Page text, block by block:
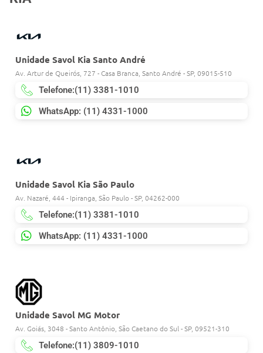
Unidade Savol Kia Santo André
Av. Artur de Queirós, 727 - Casa Branca, Santo André - SP, 09015-510
Telefone:(11) 3381-1010
WhatsApp: (11) 4331-1000
Unidade Savol Kia São Paulo
Av. Nazaré, 444 - Ipiranga, São Paulo - SP, 04262-000
Telefone:(11) 3381-1010
WhatsApp: (11) 4331-1000
Unidade Savol MG Motor
Av. Goiás, 3048 - Santo Antônio, São Caetano do Sul - SP, 09521-310
Telefone:(11) 3809-1010